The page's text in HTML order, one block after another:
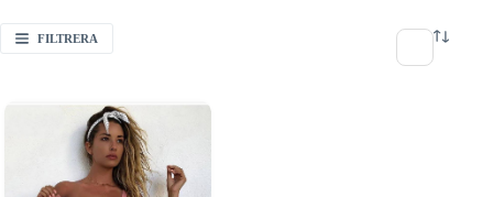
FILTRERA